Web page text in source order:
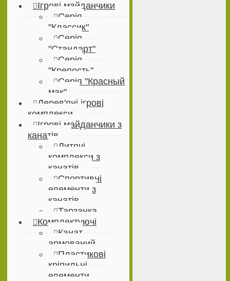
Ігрові майданчики
Серія
"Классик"
Серія
"Стандарт"
Серія
"Крепость"
Серія "Красный
мак"
Дерев'яні ігрові
комплекси
Ігрові майданчики з
канатів
Дитячі
комплекси з
канатів
Спортивні
елементи з
канатів
Тарзанка
Комплектуючі
Канат
армований
Пластикові
кріпильні
елементи